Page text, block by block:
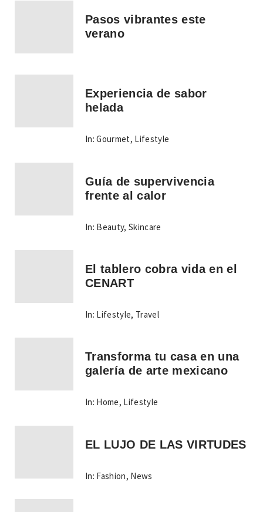
Pasos vibrantes este
verano
Experiencia de sabor
helada
In: Gourmet, Lifestyle
Guía de supervivencia
frente al calor
In: Beauty,Skincare
El tablero cobra vida en el
CENART
In: Lifestyle, Travel
Transforma tu casa en una
galería de arte mexicano
In: Home, Lifestyle
EL LUJO DE LAS VIRTUDES
In: Fashion, News